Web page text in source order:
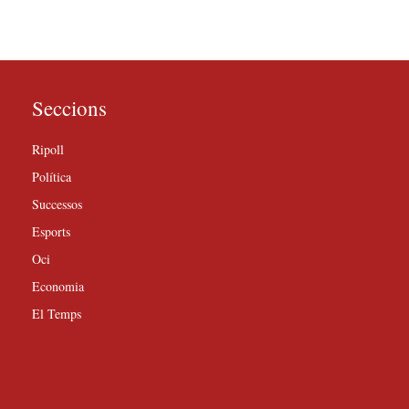
Seccions
Ripoll
Política
Successos
Esports
Oci
Economia
El Temps